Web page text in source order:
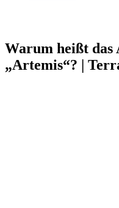
Warum heißt
„Artemis“? |